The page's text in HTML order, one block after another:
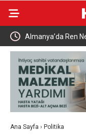
Almanya’da Ren
seviyesinde tarihi
Ana Sayfa › Politika